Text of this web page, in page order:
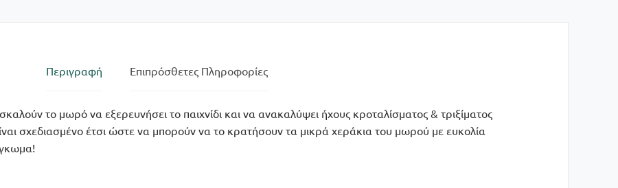
Περιγραφή Επιπρόσθετες Πληροφορίες
το μωρό να εξερευνήσει το παιχνίδι και να ανακαλύψει ήχους κροταλίσματος & τριξίματος
σχεδιασμένο έτσι ώστε να μπορούν να το κρατήσουν τα μικρά χεράκια του μωρού με ευκολία